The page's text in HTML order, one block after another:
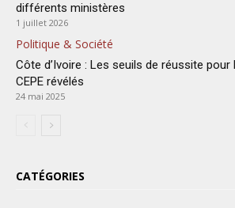
différents ministères
1 juillet 2026
Politique & Société
Côte d’Ivoire : Les seuils de réussite pour
CEPE révélés
24 mai 2025
CATÉGORIES